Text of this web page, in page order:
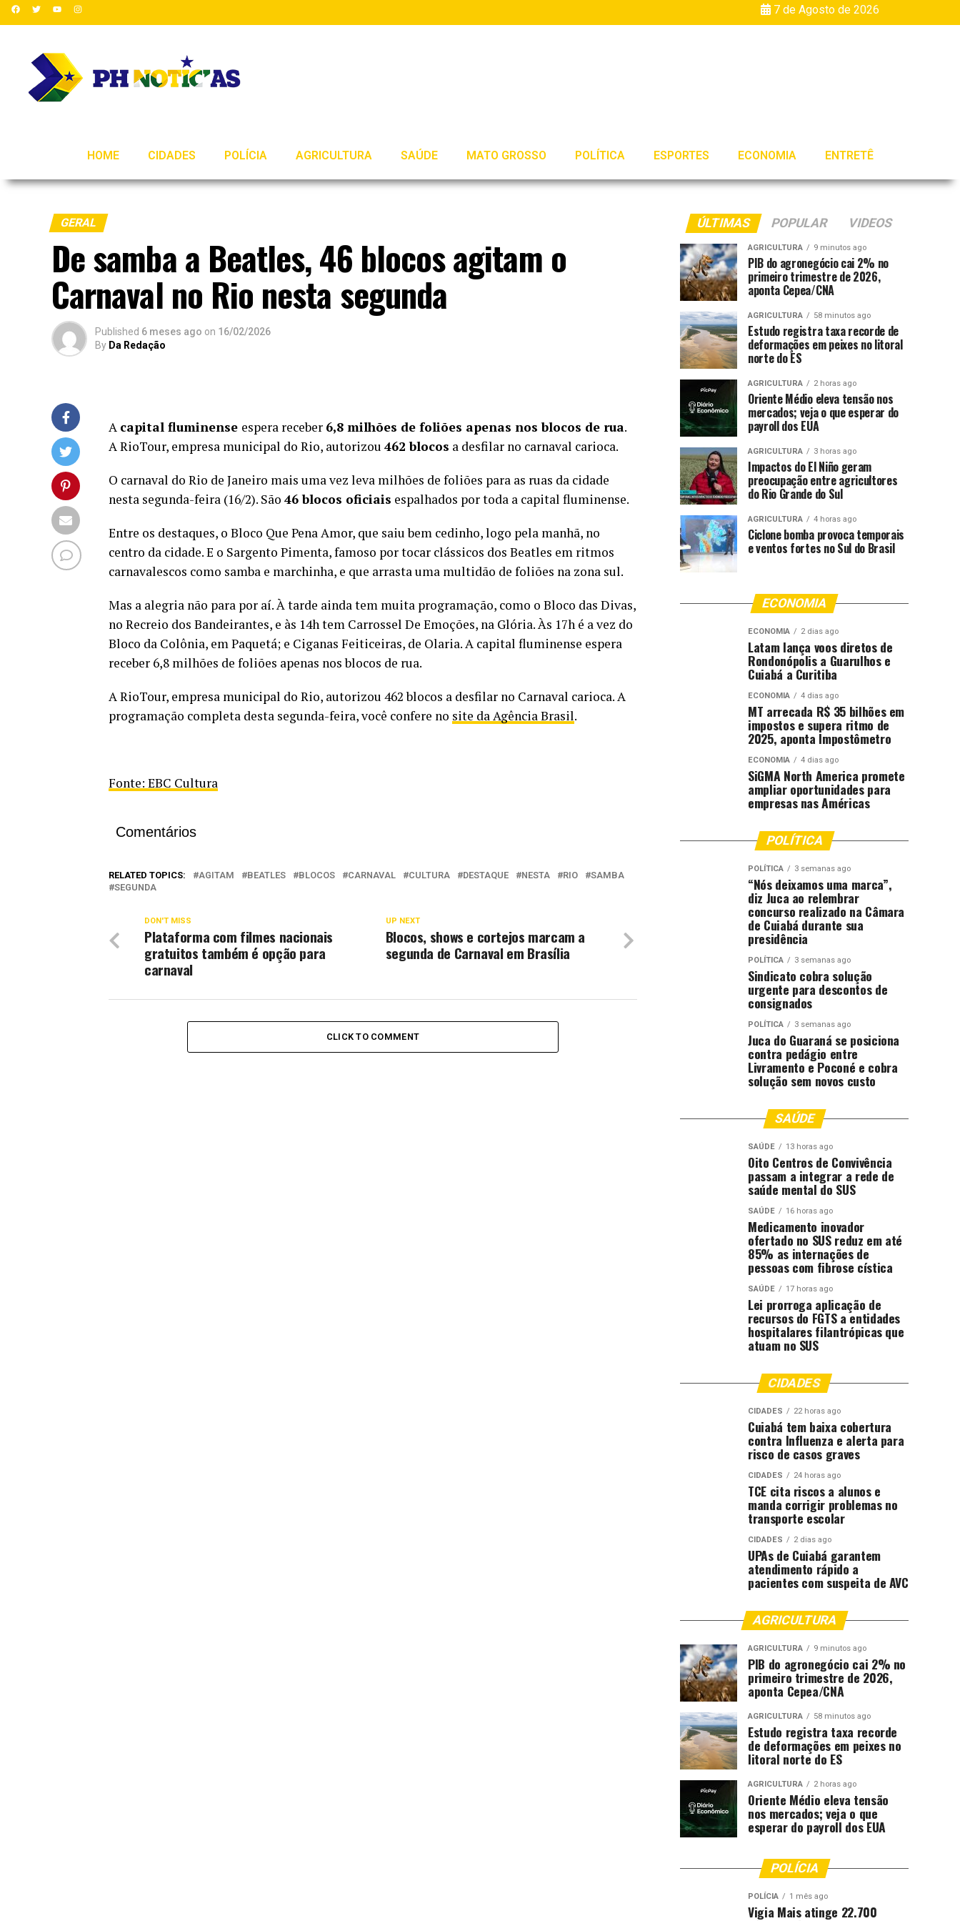
7 de Agosto de 2026
HOME CIDADES POLÍCIA AGRICULTURA SAÚDE MATO GROSSO POLÍTICA ESPORTES ECONOMIA ENTRETÊ
GERAL
De samba a Beatles, 46 blocos agitam o
Carnaval no Rio nesta segunda
Published 6 meses ago on 16/02/2026
By Da Redação
A capital fluminense espera receber 6,8 milhões de foliões apenas nos blocos de rua.
A RioTour, empresa municipal do Rio, autorizou 462 blocos a desfilar no carnaval carioca.
O carnaval do Rio de Janeiro mais uma vez leva milhões de foliões para as ruas da cidade
nesta segunda-feira (16/2). São 46 blocos oficiais espalhados por toda a capital fluminense.
Entre os destaques, o Bloco Que Pena Amor, que saiu bem cedinho, logo pela manhã, no
centro da cidade. E o Sargento Pimenta, famoso por tocar clássicos dos Beatles em ritmos
carnavalescos como samba e marchinha, e que arrasta uma multidão de foliões na zona sul.
Mas a alegria não para por aí. À tarde ainda tem muita programação, como o Bloco das Divas,
no Recreio dos Bandeirantes, e às 14h tem Carrossel De Emoções, na Glória. Às 17h é a vez do
Bloco da Colônia, em Paquetá; e Ciganas Feiticeiras, de Olaria. A capital fluminense espera
receber 6,8 milhões de foliões apenas nos blocos de rua.
A RioTour, empresa municipal do Rio, autorizou 462 blocos a desfilar no Carnaval carioca. A
programação completa desta segunda-feira, você confere no site da Agência Brasil.
Fonte: EBC Cultura
Comentários
RELATED TOPICS: AGITAM BEATLES BLOCOS CARNAVAL CULTURA DESTAQUE NESTA RIO
SAMBA
SEGUNDA
UP NEXT
Blocos, shows e cortejos marcam a
segunda de Carnaval em Brasília
DON'T MISS
Plataforma com filmes nacionais
gratuitos também é opção para
carnaval
CLICK TO COMMENT
ÚLTIMAS POPULAR VIDEOS
AGRICULTURA 9 minutos ago
PIB do agronegócio cai 2% no
primeiro trimestre de 2026,
aponta Cepea/CNA
AGRICULTURA 58 minutos ago
Estudo registra taxa recorde de
deformações em peixes no litoral
norte do ES
AGRICULTURA 2 horas ago
Oriente Médio eleva tensão nos
mercados; veja o que esperar do
payroll dos EUA
AGRICULTURA 3 horas ago
Impactos do El Niño geram
preocupação entre agricultores
do Rio Grande do Sul
AGRICULTURA 4 horas ago
Ciclone bomba provoca temporais
e ventos fortes no Sul do Brasil
ECONOMIA
ECONOMIA 2 dias ago
Latam lança voos diretos de
Rondonópolis a Guarulhos e
Cuiabá a Curitiba
ECONOMIA 4 dias ago
MT arrecada R$ 35 bilhões em
impostos e supera ritmo de
2025, aponta Impostômetro
ECONOMIA 4 dias ago
SiGMA North America promete
ampliar oportunidades para
empresas nas Américas
POLÍTICA
POLÍTICA 3 semanas ago
“Nós deixamos uma marca”,
diz Juca ao relembrar
concurso realizado na Câmara
de Cuiabá durante sua
presidência
POLÍTICA 3 semanas ago
Sindicato cobra solução
urgente para descontos de
consignados
POLÍTICA 3 semanas ago
Juca do Guaraná se posiciona
contra pedágio entre
Livramento e Poconé e cobra
solução sem novos custo
SAÚDE
SAÚDE 13 horas ago
Oito Centros de Convivência
passam a integrar a rede de
saúde mental do SUS
SAÚDE 16 horas ago
Medicamento inovador
ofertado no SUS reduz em até
85% as internações de
pessoas com fibrose cística
SAÚDE 17 horas ago
Lei prorroga aplicação de
recursos do FGTS a entidades
hospitalares filantrópicas que
atuam no SUS
CIDADES
CIDADES 22 horas ago
Cuiabá tem baixa cobertura
contra Influenza e alerta para
risco de casos graves
CIDADES 24 horas ago
TCE cita riscos a alunos e
manda corrigir problemas no
transporte escolar
CIDADES 2 dias ago
UPAs de Cuiabá garantem
atendimento rápido a
pacientes com suspeita de AVC
AGRICULTURA
AGRICULTURA 9 minutos ago
PIB do agronegócio cai 2% no
primeiro trimestre de 2026,
aponta Cepea/CNA
AGRICULTURA 58 minutos ago
Estudo registra taxa recorde
de deformações em peixes no
litoral norte do ES
AGRICULTURA 2 horas ago
Oriente Médio eleva tensão
nos mercados; veja o que
esperar do payroll dos EUA
POLÍCIA
POLÍCIA 1 mês ago
Vigia Mais atinge 22.700